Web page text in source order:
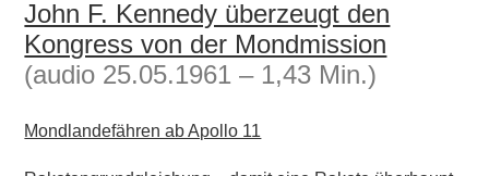
John F. Kennedy überzeugt den
Kongress von der Mondmission
(audio 25.05.1961 – 1,43 Min.)
Mondlandefähren ab Apollo 11